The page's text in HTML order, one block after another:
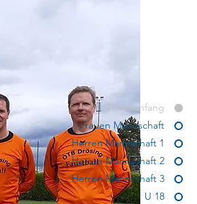
Seitenanfang
Frauen Mannschaft
Herren Mannschaft 1
Herren Mannschaft 2
Herren Mannschaft 3
U 18